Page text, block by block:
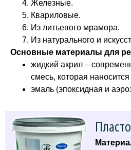
Железные.
Квариловые.
Из литьевого мрамора.
Из натурального и
Основные материалы для
жидкий акрил –
смесь, которая
эмаль (эпоксидная и